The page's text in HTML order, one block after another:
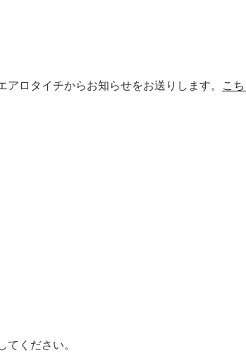
ロタイチからお知らせをお送りします。 こ
てください。